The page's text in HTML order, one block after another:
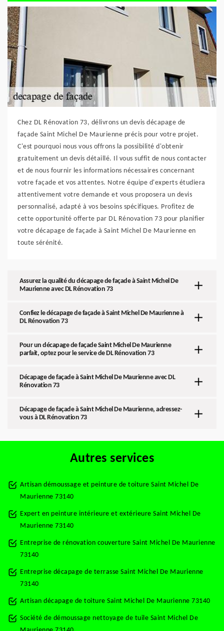
Chez DL Rénovation 73, délivrons un devis décapage de
façade Saint Michel De Maurienne précis pour votre projet.
C'est pourquoi nous vous offrons la possibilité d'obtenir
gratuitement un devis détaillé. Il vous suffit de nous contacter
et de nous fournir les informations nécessaires concernant
votre façade et vos attentes. Notre équipe d'experts étudiera
attentivement votre demande et vous proposera un devis
personnalisé, adapté à vos besoins spécifiques. Profitez de
cette opportunité offerte par DL Rénovation 73 pour planifier
votre décapage de façade à Saint Michel De Maurienne en
toute sérénité.
Assurez la qualité du décapage de façade à Saint Michel De
Maurienne avec DL Rénovation 73
Confiez le décapage de façade à Saint Michel De Maurienne à
DL Rénovation 73
Pour un décapage de façade Saint Michel De Maurienne
parfait, optez pour le service de DL Rénovation 73
Décapage de façade à Saint Michel De Maurienne avec DL
Rénovation 73
Décapage de façade à Saint Michel De Maurienne, adressez-
vous à DL Rénovation 73
Autres services
Artisan démoussage et peinture de toiture Saint Michel De
Maurienne 73140
Expert en peinture intérieure et extérieure Saint Michel De
Maurienne 73140
Entreprise de rénovation couverture Saint Michel De Maurienne
73140
Entreprise décapage de terrasse Saint Michel De Maurienne
73140
Artisan décapage de toiture Saint Michel De Maurienne 73140
Société de démoussage nettoyage de tuile Saint Michel De